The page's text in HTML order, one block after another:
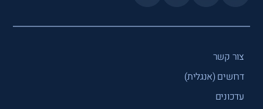
צור קשר
דרושים (אנגלית)
עדכונים